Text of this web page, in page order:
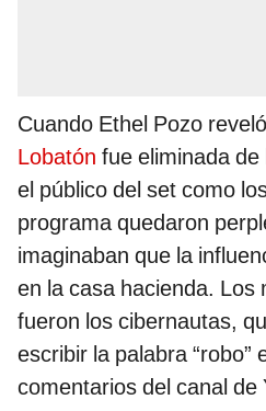
Cuando Ethel Pozo
Lobatón fue eliminada
el público del set como
programa quedaron
imaginaban que la
en la casa hacienda. Los
fueron los cibernautas,
escribir la palabra “robo”
comentarios del canal de